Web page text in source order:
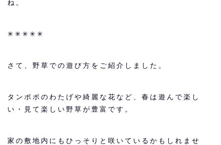
ね。
✳︎✳︎✳︎✳︎✳︎
さて、野草での遊び方をご紹介しました。
タンポポのわたげや綺麗な花など、春は遊んで楽し
い・見て楽しい野草が豊富です。
家の敷地内にもひっそりと咲いているかもしれませ